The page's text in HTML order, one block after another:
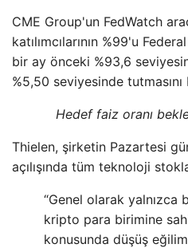
CME Group'un FedWatch
katılımcılarının %99'u
bir ay önceki %93,6
%5,50 seviyesinde
Hedef faiz oranı
Thielen, şirketin Pazartesi
açılışında tüm teknoloji
“Genel olarak yalnızca
kripto para birimine
konusunda düşüş